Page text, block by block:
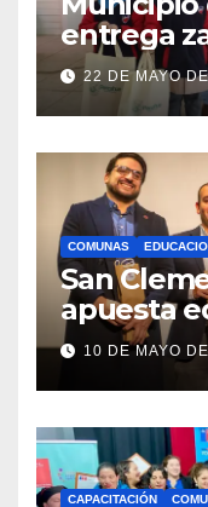
entrega
Royalty
22 DE MAYO
COMUNAS
San
apuesta
10 DE MAYO
CAPACITACIÓN